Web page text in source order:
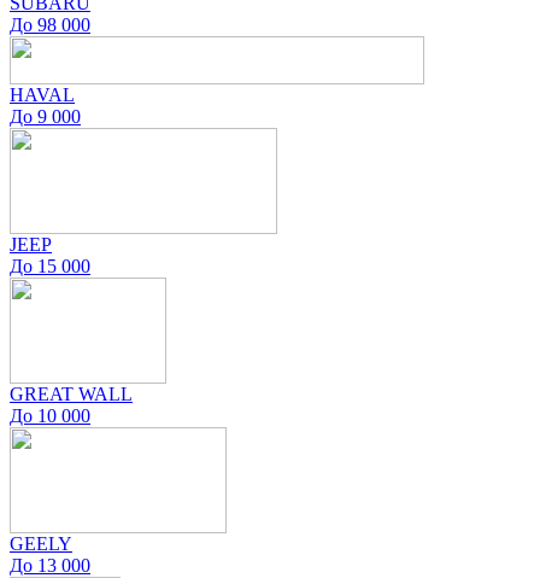
До 98 000
HAVAL
До 9 000
JEEP
До 15 000
GREAT WALL
До 10 000
GEELY
До 13 000